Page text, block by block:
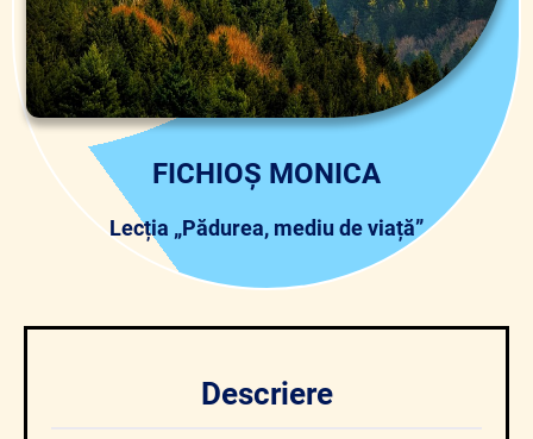
FICHIOȘ MONICA
Lecția „Pădurea, mediu de viață”
Descriere